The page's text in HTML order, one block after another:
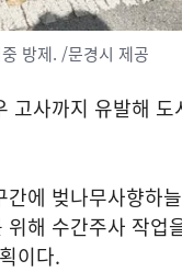
방제. /문경시 제공
사까지 유발해
에 벚나무사향하
해 수간주사 작업
이다.